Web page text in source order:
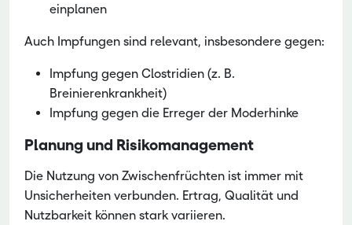
einplanen
Auch Impfungen sind relevant, insbesondere gegen:
Impfung gegen Clostridien (z. B.
Breinierenkrankheit)
Impfung gegen die Erreger der Moderhinke
Planung und Risikomanagement
Die Nutzung von Zwischenfrüchten ist immer mit
Unsicherheiten verbunden. Ertrag, Qualität und
Nutzbarkeit können stark variieren.